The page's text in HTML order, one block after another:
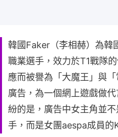
韓國Faker（李相赫）為韓
職業選手，效力於T1戰隊
應而被譽為「大魔王」與
廣告，為一個網上遊戲做
紛的是，廣告中女主角並
手，而是女團aespa成員的